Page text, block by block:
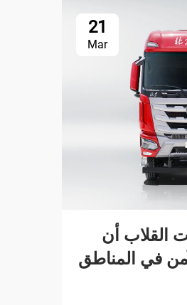
21
Mar
القلاب أن
في المناطق